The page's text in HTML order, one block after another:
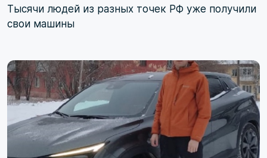
Тысячи людей из разных точек РФ уже получили
свои машины